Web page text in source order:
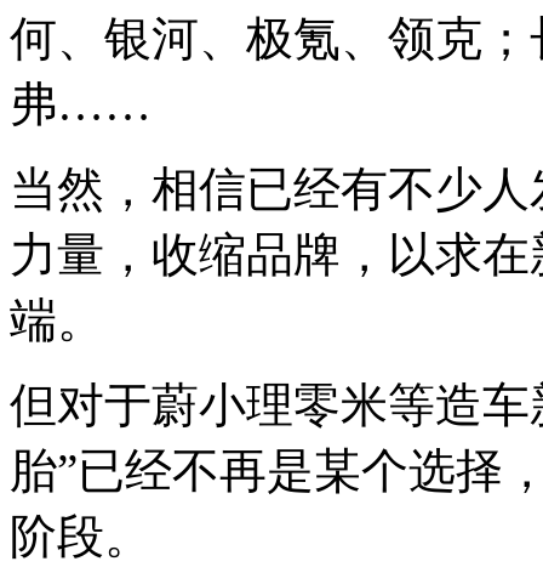
何、银河、极氪、领克
弗……
当然，相信已经有不少
力量，收缩品牌，以求
端。
但对于蔚小理零米等造
胎”已经不再是某个选择
阶段。